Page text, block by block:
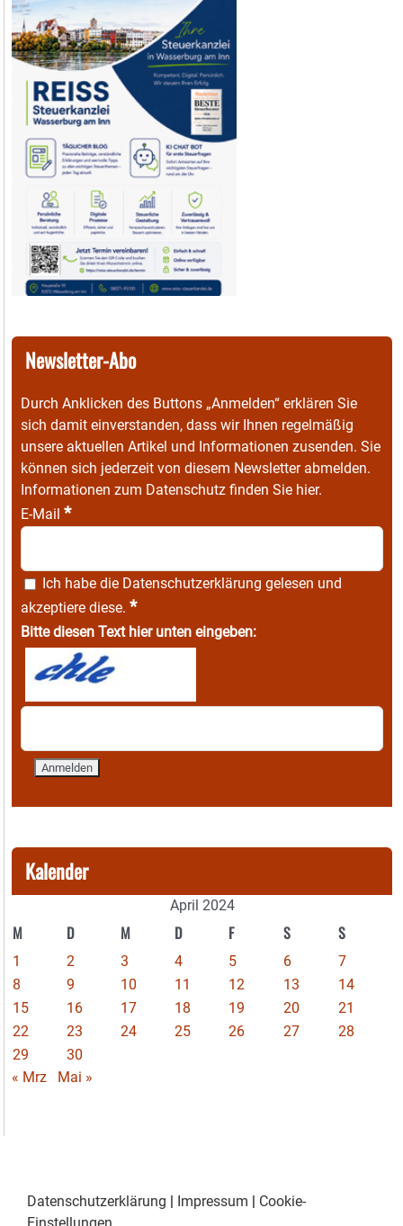
Newsletter-Abo
Durch Anklicken des Buttons „Anmelden“ erklären Sie
sich damit einverstanden, dass wir Ihnen regelmäßig
unsere aktuellen Artikel und Informationen zusenden. Sie
können sich jederzeit von diesem Newsletter abmelden.
Informationen zum Datenschutz finden Sie hier.
E-Mail *
Ich habe die Datenschutzerklärung gelesen und
akzeptiere diese. *
Bitte diesen Text hier unten eingeben:
Kalender
April 2024
M D M D F S S
1 2 3 4 5 6
7
8
9 10 11 12 13
14
15
16 17 18 19 20
21
22
23 24 25 26 27
28
29
30
« Mrz
Mai »
Datenschutzerklärung Impressum
Cookie-